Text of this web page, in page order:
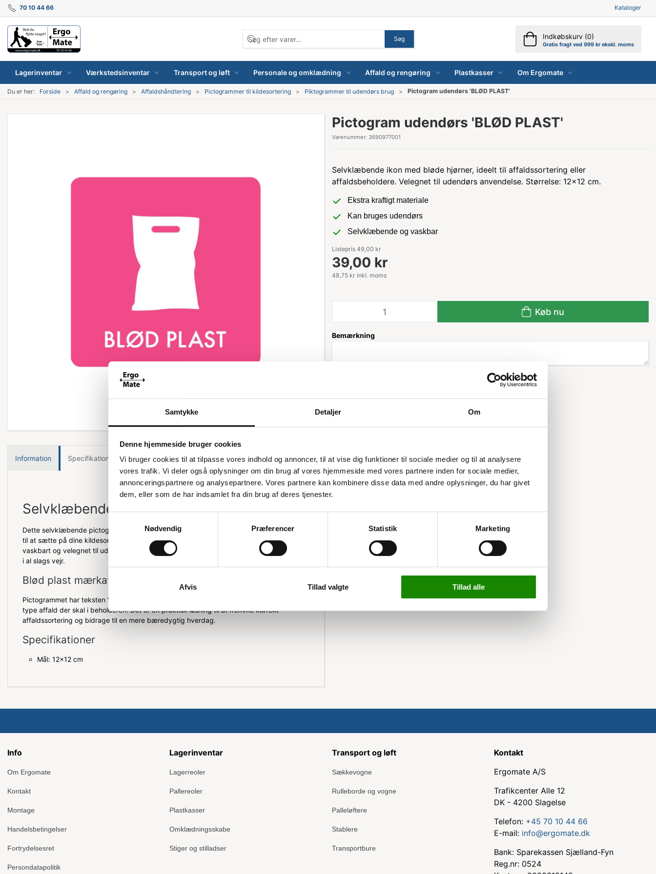
Samtykke Detaljer Om
Denne hjemmeside bruger cookies
Vi bruger cookies til at tilpasse vores indhold og annoncer, til at vise dig funktioner til sociale medier og til at analysere
vores trafik. Vi deler også oplysninger om din brug af vores hjemmeside med vores partnere inden for sociale medier,
annonceringspartnere og analysepartnere. Vores partnere kan kombinere disse data med andre oplysninger, du har givet
dem, eller som de har indsamlet fra din brug af deres tjenester.
Nødvendig
Præferencer Statistik Marketing
Afvis Tillad valgte Tillad alle
70 10 44 66 Kataloger
Søg Indkøbskurv (0)
Gratis fragt ved 999 kr ekskl. moms
Lagerinventar Værkstedsinventar Transport og løft Personale og omklædning Affald og rengøring Plastkasser Om Ergomate
Du er her: Forside Affald og rengøring Affaldshåndtering Pictogrammer til kildesortering Piktogrammer til udendørs brug Pictogram udendørs 'BLØD PLAST'
Pictogram udendørs 'BLØD PLAST'
Varenummer: 3690977001
Selvklæbende ikon med bløde hjørner, ideelt til affaldssortering eller
affaldsbeholdere. Velegnet til udendørs anvendelse. Størrelse: 12x12 cm.
Ekstra kraftigt materiale
Kan bruges udendørs
Selvklæbende og vaskbar
Listepris 49,00 kr
39,00 kr
48,75 kr inkl. moms
Køb nu
Bemærkning
Information Specifikationer
Selvklæbende pictogram til affaldssortering
Dette selvklæbende pictogram er designet med afrundede hjørner, hvilket gør det ideelt
til at sætte på dine kildesorteringsstationer eller almindelige skraldespande. Det er både
vaskbart og velegnet til udendørs brug, så du kan være sikker på, at det holder sig pænt
i al slags vejr.
Blød plast mærkat
Pictogrammet har teksten 'BLØD PLAST', hvilket gør det nemt at identificere, hvilken
type affald der skal i beholderen. Det er en praktisk løsning til at fremme korrekt
affaldssortering og bidrage til en mere bæredygtig hverdag.
Specifikationer
Mål: 12x12 cm
Info
Om Ergomate
Kontakt
Montage
Handelsbetingelser
Fortrydelsesret
Persondatapolitik
Lagerinventar
Lagerreoler
Pallereoler
Plastkasser
Omklædningsskabe
Stiger og stilladser
Transport og løft
Sækkevogne
Rulleborde og vogne
Palleløftere
Stablere
Transportbure
Kontakt
Ergomate A/S
Trafikcenter Alle 12
DK - 4200 Slagelse
Telefon: +45 70 10 44 66
E-mail: info@ergomate.dk
Bank: Sparekassen Sjælland-Fyn
Reg.nr: 0524